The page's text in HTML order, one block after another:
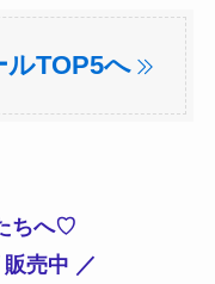
ルTOP5へ
ちへ♡
売中 ／